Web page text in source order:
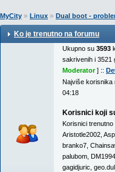
MyCity » Linux » Dual boot -
Ko je trenutno na forumu
Ukupno su 3593
sakrivenih i
Moderator] ::
Najviše korisnika
04:18
Korisnici koji
Korisnici trenutno
Aristotle2002
branko7
palubom DM1994
gagidjuric